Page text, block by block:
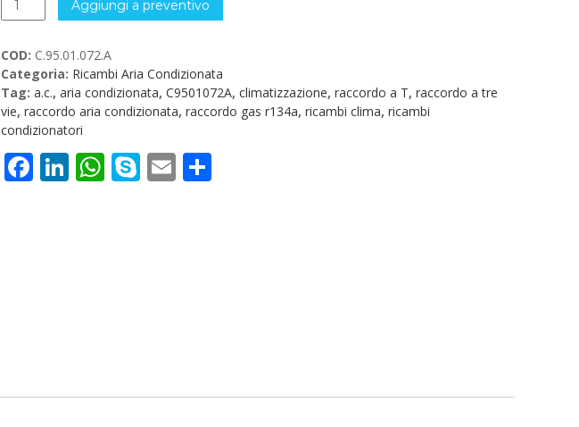
a
1/2"
Aria
Condizionata
C.95.01.072.A
quantità
Aggiungi a preventivo
COD: C.95.01.072.A
Categoria: Ricambi Aria Condizionata
Tag: a.c., aria condizionata, C9501072A, climatizzazione, raccordo a T, raccordo a tre
vie, raccordo aria condizionata, raccordo gas r134a, ricambi clima, ricambi
condizionatori
Facebook
LinkedIn
WhatsApp
Skype
Email